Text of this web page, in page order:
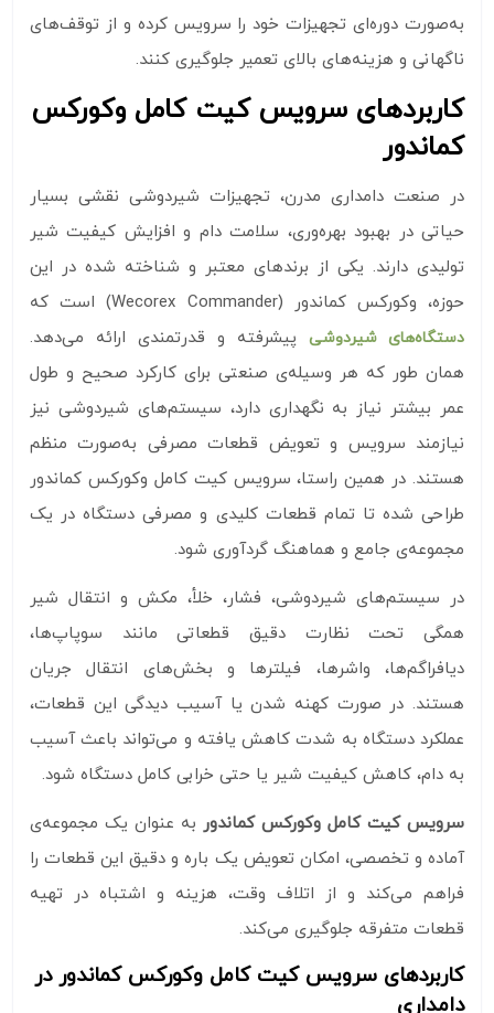
به‌صورت دوره‌ای تجهیزات خود را سرویس کرده و از توقف‌های
ناگهانی و هزینه‌های بالای تعمیر جلوگیری کنند.
کاربردهای سرویس کیت کامل وکورکس
کماندور
در صنعت دامداری مدرن، تجهیزات شیردوشی نقشی بسیار
حیاتی در بهبود بهره‌وری، سلامت دام و افزایش کیفیت شیر
تولیدی دارند. یکی از برندهای معتبر و شناخته‌ شده در این
حوزه، وکورکس کماندور (Wecorex Commander) است که
دستگاه‌های شیردوشی پیشرفته و قدرتمندی ارائه می‌دهد.
همان‌ طور که هر وسیله‌ی صنعتی برای کارکرد صحیح و طول
عمر بیشتر نیاز به نگهداری دارد، سیستم‌های شیردوشی نیز
نیازمند سرویس و تعویض قطعات مصرفی به‌صورت منظم
هستند. در همین راستا، سرویس کیت کامل وکورکس کماندور
طراحی شده تا تمام قطعات کلیدی و مصرفی دستگاه در یک
مجموعه‌ی جامع و هماهنگ گردآوری شود.
در سیستم‌های شیردوشی، فشار، خلأ، مکش و انتقال شیر
همگی تحت نظارت دقیق قطعاتی مانند سوپاپ‌ها،
دیافراگم‌ها، واشرها، فیلترها و بخش‌های انتقال جریان
هستند. در صورت کهنه شدن یا آسیب‌ دیدگی این قطعات،
عملکرد دستگاه به شدت کاهش یافته و می‌تواند باعث آسیب
به دام، کاهش کیفیت شیر یا حتی خرابی کامل دستگاه شود.
سرویس کیت کامل وکورکس کماندور به عنوان یک مجموعه‌ی
آماده و تخصصی، امکان تعویض یک‌ باره و دقیق این قطعات را
فراهم می‌کند و از اتلاف وقت، هزینه و اشتباه در تهیه
قطعات متفرقه جلوگیری می‌کند.
کاربردهای سرویس کیت کامل وکورکس کماندور در
دامداری